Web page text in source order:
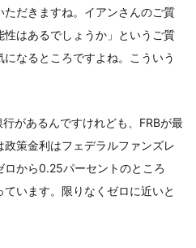
ただきますね。イアンさんのご質
はあるでしょうか」というご質
なるところですよね。こういう
があるんですけれども、FRBが最
策金利はフェデラルファンズレ
から0.25パーセントのところ
います。限りなくゼロに近いと